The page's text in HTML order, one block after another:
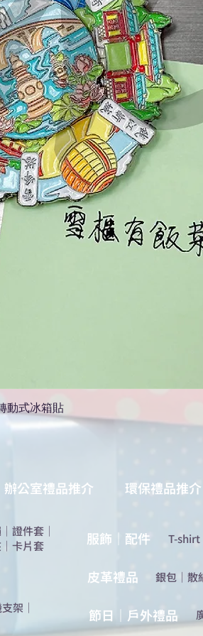
動式冰箱貼
辦公室禮品推介 環保禮品推介
｜ 證件套 ｜
｜ 卡片套
架 ｜
服飾｜配件 T-shirt
​皮革禮品 ​銀包 ｜ 散
節日｜戶外禮品